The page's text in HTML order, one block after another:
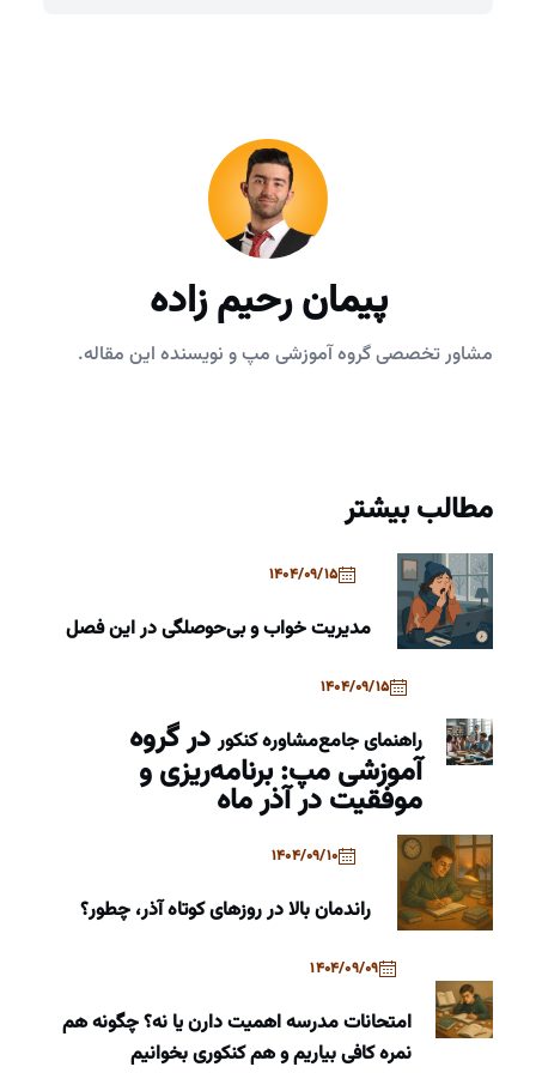
پیمان رحیم زاده
مشاور تخصصی گروه آموزشی مپ و نویسنده این مقاله.
مطالب بیشتر
1404/09/15
مدیریت خواب و بی‌حوصلگی در این فصل
1404/09/15
راهنمای جامعمشاوره کنکوردر گروه
آموزشی مپ: برنامه‌ریزی و
موفقیت در آذر ماه
1404/09/10
راندمان بالا در روزهای کوتاه آذر، چطور؟
1404/09/09
امتحانات مدرسه اهمیت دارن یا نه؟ چگونه هم
نمره کافی بیاریم و هم کنکوری بخوانیم